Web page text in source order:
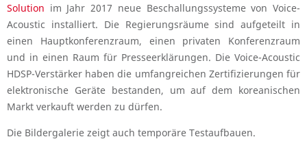
Solution im Jahr 2017 neue Beschallungssysteme von Voice-
Acoustic installiert. Die Regierungsräume sind aufgeteilt in
einen Hauptkonferenzraum, einen privaten Konferenzraum
und in einen Raum für Presseerklärungen. Die Voice-Acoustic
HDSP-Verstärker haben die umfangreichen Zertifizierungen für
elektronische Geräte bestanden, um auf dem koreanischen
Markt verkauft werden zu dürfen.
Die Bildergalerie zeigt auch temporäre Testaufbauen.